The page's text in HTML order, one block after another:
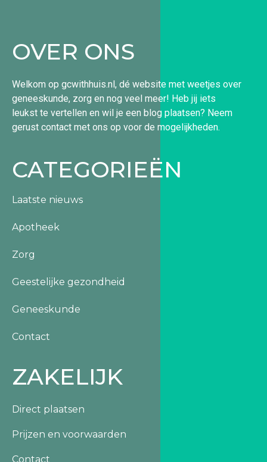
OVER ONS
Welkom op gcwithhuis.nl, dé website met weetjes over
geneeskunde, zorg en nog veel meer! Heb jij iets
leukst te vertellen en wil je een blog plaatsen? Neem
gerust contact met ons op voor de mogelijkheden.
CATEGORIEËN
Laatste nieuws
Apotheek
Zorg
Geestelijke gezondheid
Geneeskunde
Contact
ZAKELIJK
Direct plaatsen
Prijzen en voorwaarden
Contact